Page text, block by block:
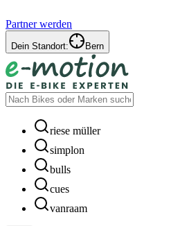
Partner werden
Dein Standort: Bern
riese müller
simplon
bulls
cues
vanraam